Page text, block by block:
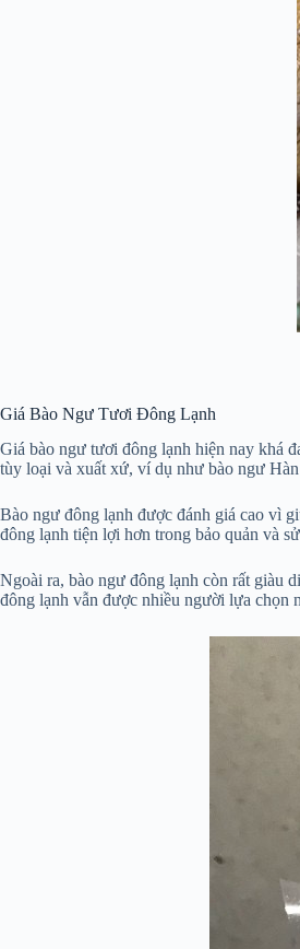
Giá Bào Ngư Tươi Đông Lạnh
Giá bào ngư tươi đông lạnh hiện nay khá
tùy loại và xuất xứ, ví dụ như bào ngư
Bào ngư đông lạnh được đánh giá cao vì
đông lạnh tiện lợi hơn trong bảo quản và
Ngoài ra, bào ngư đông lạnh còn rất giàu
đông lạnh vẫn được nhiều người lựa chọn